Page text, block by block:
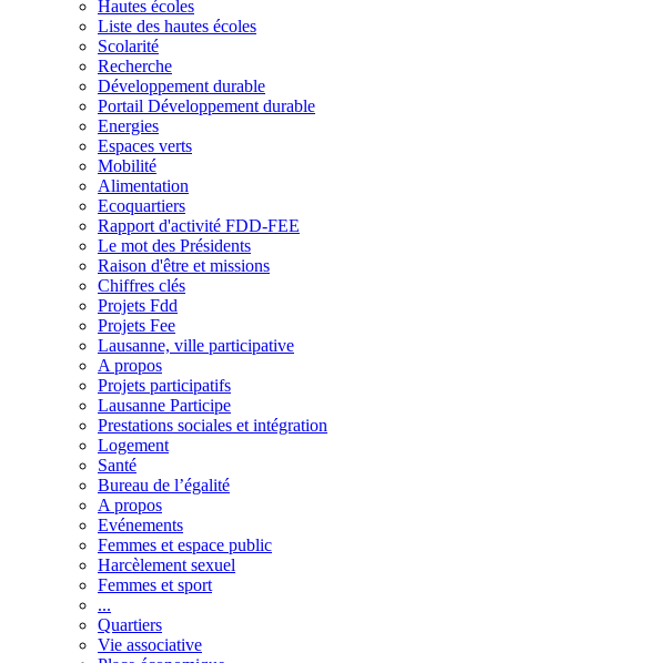
Hautes écoles
Liste des hautes écoles
Scolarité
Recherche
Développement durable
Portail Développement durable
Energies
Espaces verts
Mobilité
Alimentation
Ecoquartiers
Rapport d'activité FDD-FEE
Le mot des Présidents
Raison d'être et missions
Chiffres clés
Projets Fdd
Projets Fee
Lausanne, ville participative
A propos
Projets participatifs
Lausanne Participe
Prestations sociales et intégration
Logement
Santé
Bureau de l’égalité
A propos
Evénements
Femmes et espace public
Harcèlement sexuel
Femmes et sport
...
Quartiers
Vie associative